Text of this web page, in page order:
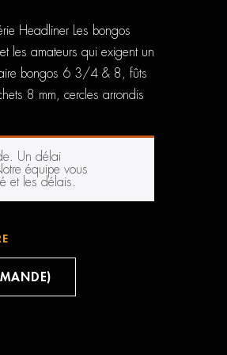
Headliner Les bongos
les amateurs qui exigent un
bongos 6 3/4 & 8, fûts
8 mm, cercles arrondis
Un délai
équipe vous
et les délais.